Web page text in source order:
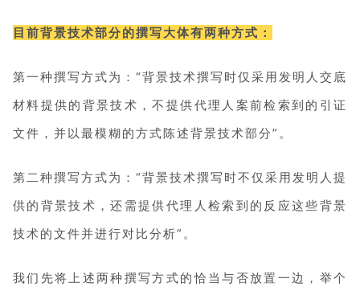
目前背景技术部分的撰写大体有两种方式：
第一种撰写方式为：“背景技术撰写时仅采用发明人交底
材料提供的背景技术，不提供代理人案前检索到的引证
文件，并以最模糊的方式陈述背景技术部分”。
第二种撰写方式为：“背景技术撰写时不仅采用发明人提
供的背景技术，还需提供代理人检索到的反应这些背景
技术的文件并进行对比分析”。
我们先将上述两种撰写方式的恰当与否放置一边，举个